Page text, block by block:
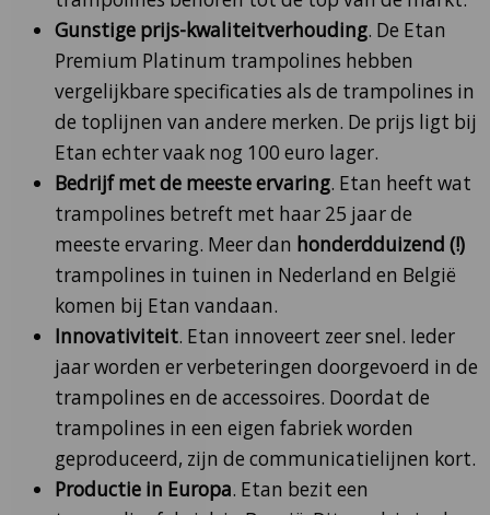
Gunstige prijs-kwaliteitverhouding. De Etan
Premium Platinum trampolines hebben
vergelijkbare specificaties als de trampolines in
de toplijnen van andere merken. De prijs ligt bij
Etan echter vaak nog 100 euro lager.
Bedrijf met de meeste ervaring. Etan heeft wat
trampolines betreft met haar 25 jaar de
meeste ervaring. Meer dan honderdduizend (!)
trampolines in tuinen in Nederland en België
komen bij Etan vandaan.
Innovativiteit. Etan innoveert zeer snel. Ieder
jaar worden er verbeteringen doorgevoerd in de
trampolines en de accessoires. Doordat de
trampolines in een eigen fabriek worden
geproduceerd, zijn de communicatielijnen kort.
Productie in Europa. Etan bezit een